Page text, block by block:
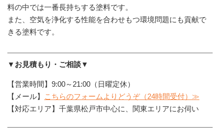
料の中では一番長持ちする塗料です。
また、空気を浄化する性能を合わせもつ環境問題にも貢献で
きる塗料です。
▼お見積もり・ご相談▼
【営業時間】9:00～21:00（日曜定休）
【メール】
こちらのフォームよりどうぞ（24時間受付）≫
【対応エリア】千葉県松戸市中心に、関東エリアにお伺い